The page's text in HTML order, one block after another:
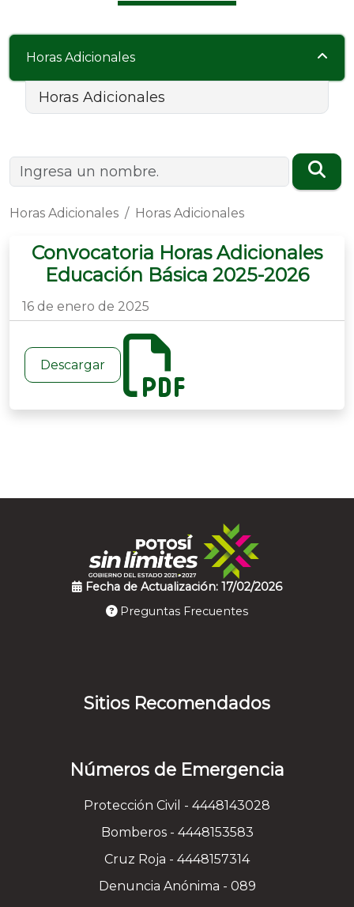
Horas Adicionales
Horas Adicionales
Horas Adicionales Horas Adicionales
Convocatoria Horas Adicionales
Educación Básica 2025-2026
16 de enero de 2025
Descargar
Fecha de Actualización: 17/02/2026
Preguntas Frecuentes
Sitios Recomendados
Números de Emergencia
Protección Civil - 4448143028
Bomberos - 4448153583
Cruz Roja - 4448157314
Denuncia Anónima - 089